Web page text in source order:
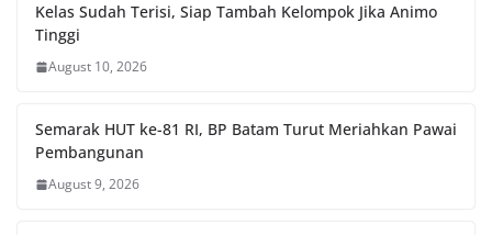
Kelas Sudah Terisi, Siap Tambah Kelompok Jika Animo
Tinggi
August 10, 2026
Semarak HUT ke-81 RI, BP Batam Turut Meriahkan Pawai
Pembangunan
August 9, 2026